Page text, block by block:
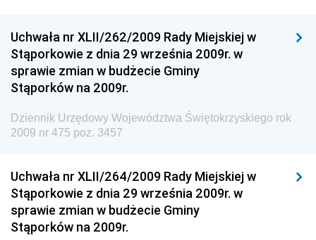
Dziennik Urzędowy Ministra Sprawiedliwości
Dziennik Urzędowy Ministra Rozwoju i Finansów
Dziennik Urzędowy Wyższego Urzędu Górniczego
Dziennik Urzędowy Prezesa Urzędu Transportu
Kolejowego
Technologii
Dziennik Urzędowy Ministra Inwestycji i Rozwoju
Dziennik Urzędowy Naczelnego Dyrektora Archiwów
Państwowych
Uchwała nr XLII/262/2009 Rady Miejskiej w
Stąporkowie z dnia 29 września 2009r. w
sprawie zmian w budżecie Gminy
Stąporków na 2009r.
Dziennik Urzędowy Województwa Świętokrzyskiego rok
2009 nr 475 poz. 3457
Uchwała nr XLII/264/2009 Rady Miejskiej w
Stąporkowie z dnia 29 września 2009r. w
sprawie zmian w budżecie Gminy
Stąporków na 2009r.